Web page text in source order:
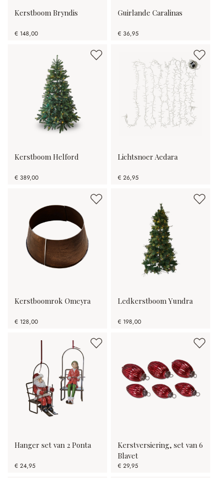
Kerstboom Bryndis
€ 148,00
Guirlande Caralinas
€ 36,95
Kerstboom Helford
€ 389,00
Lichtsnoer Aedara
€ 26,95
Kerstboomrok Omeyra
€ 128,00
Ledkerstboom Yundra
€ 198,00
Hanger set van 2 Ponta
€ 24,95
Kerstversiering, set van 6
Blavet
€ 29,95